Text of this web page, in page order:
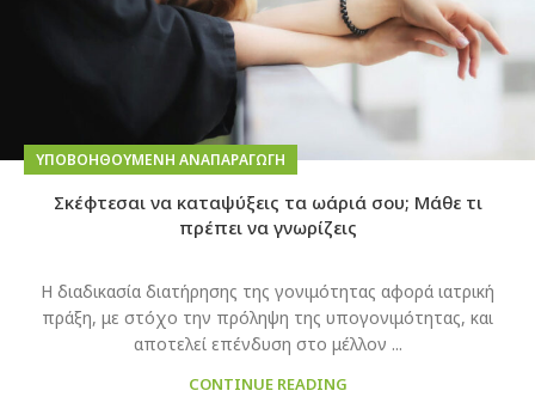
ΥΠΟΒΟΗΘΟΎΜΕΝΗ ΑΝΑΠΑΡΑΓΩΓΉ
Σκέφτεσαι να καταψύξεις τα ωάριά σου; Μάθε τι
πρέπει να γνωρίζεις
Η διαδικασία διατήρησης της γονιμότητας αφορά ιατρική
πράξη, με στόχο την πρόληψη της υπογονιμότητας, και
αποτελεί επένδυση στο μέλλον ...
CONTINUE READING